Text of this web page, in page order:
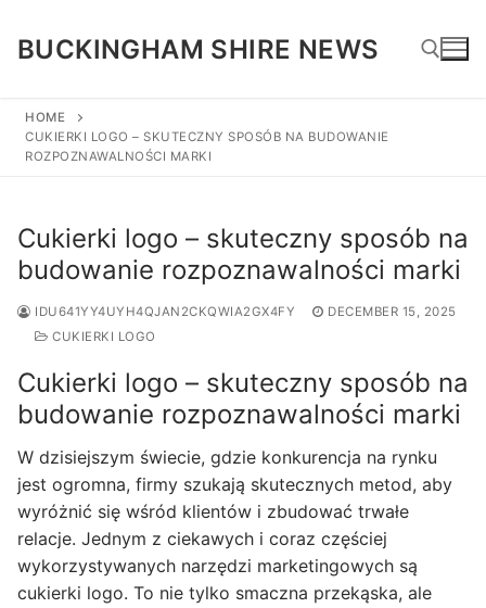
content
BUCKINGHAM SHIRE NEWS
Search for:
HOME
CUKIERKI LOGO – SKUTECZNY SPOSÓB NA BUDOWANIE
ROZPOZNAWALNOŚCI MARKI
Cukierki logo – skuteczny sposób na
budowanie rozpoznawalności marki
IDU641YY4UYH4QJAN2CKQWIA2GX4FY
DECEMBER 15, 2025
CUKIERKI LOGO
Cukierki logo – skuteczny sposób na
budowanie rozpoznawalności marki
W dzisiejszym świecie, gdzie konkurencja na rynku
jest ogromna, firmy szukają skutecznych metod, aby
wyróżnić się wśród klientów i zbudować trwałe
relacje. Jednym z ciekawych i coraz częściej
wykorzystywanych narzędzi marketingowych są
cukierki logo. To nie tylko smaczna przekąska, ale